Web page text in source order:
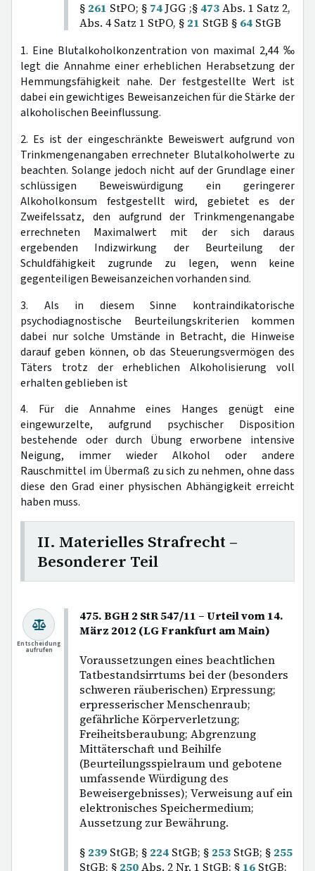
§ 261 StPO; § 74JGG ;§ 473Abs. 1 Satz 2,
Abs. 4 Satz 1 StPO, § 21 StGB § 64 StGB
1. Eine Blutalkoholkonzentration von maximal 2,44 ‰
legt die Annahme einer erheblichen Herabsetzung der
Hemmungsfähigkeit nahe. Der festgestellte Wert ist
dabei ein gewichtiges Beweisanzeichen für die Stärke der
alkoholischen Beeinflussung.
2. Es ist der eingeschränkte Beweiswert aufgrund von
Trinkmengenangaben errechneter Blutalkoholwerte zu
beachten. Solange jedoch nicht auf der Grundlage einer
schlüssigen Beweiswürdigung ein geringerer
Alkoholkonsum festgestellt wird, gebietet es der
Zweifelssatz, den aufgrund der Trinkmengenangabe
errechneten Maximalwert mit der sich daraus
ergebenden Indizwirkung der Beurteilung der
Schuldfähigkeit zugrunde zu legen, wenn keine
gegenteiligen Beweisanzeichen vorhanden sind.
3. Als in diesem Sinne kontraindikatorische
psychodiagnostische Beurteilungskriterien kommen
dabei nur solche Umstände in Betracht, die Hinweise
darauf geben können, ob das Steuerungsvermögen des
Täters trotz der erheblichen Alkoholisierung voll
erhalten geblieben ist
4. Für die Annahme eines Hanges genügt eine
eingewurzelte, aufgrund psychischer Disposition
bestehende oder durch Übung erworbene intensive
Neigung, immer wieder Alkohol oder andere
Rauschmittel im Übermaß zu sich zu nehmen, ohne dass
diese den Grad einer physischen Abhängigkeit erreicht
haben muss.
II. Materielles Strafrecht –
Besonderer Teil
475. BGH 2 StR 547/11 – Urteil vom 14.
März 2012 (LG Frankfurt am Main)
Voraussetzungen eines beachtlichen
Tatbestandsirrtums bei der (besonders
schweren räuberischen) Erpressung;
erpresserischer Menschenraub;
gefährliche Körperverletzung;
Freiheitsberaubung; Abgrenzung
Mittäterschaft und Beihilfe
(Beurteilungsspielraum und gebotene
umfassende Würdigung des
Beweisergebnisses); Verweisung auf ein
elektronisches Speichermedium;
Aussetzung zur Bewährung.
§ 239 StGB; § 224 StGB; § 253 StGB; § 255
StGB; § 250Abs. 2 Nr. 1 StGB; § 16 StGB;
Entscheidung
aufrufen